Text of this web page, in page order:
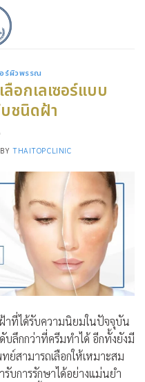
อร์ผิวพรรณ
ลือกเลเซอร์แบบ
ชนิดฝ้า
BYTHAITOPCLINIC
าที่ได้รับความนิยมในปัจจุบัน
ดับลึกกว่าที่ครีมทำได้ อีกทั้งยังมี
สามารถเลือกให้เหมาะสม
บการรักษาได้อย่างแม่นยำ